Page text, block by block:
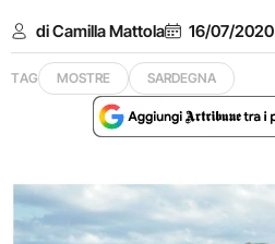
di Camilla Mattola 16/07/2020
TAG MOSTRE SARDEGNA